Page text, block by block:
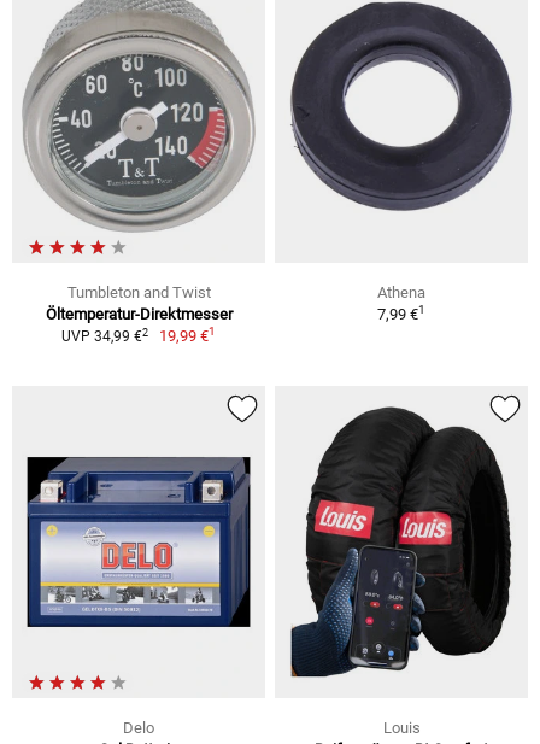
Tumbleton and Twist
Öltemperatur-Direktmesser
UVP 34,99 €2 19,99 €1
Athena
7,99 €1
Delo
Louis